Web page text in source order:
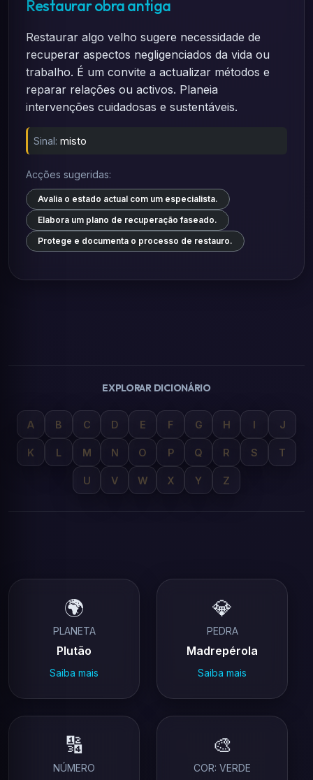
Restaurar obra antiga
Restaurar algo velho sugere necessidade de
recuperar aspectos negligenciados da vida ou
trabalho. É um convite a actualizar métodos e
reparar relações ou activos. Planeia
intervenções cuidadosas e sustentáveis.
Sinal: misto
Acções sugeridas:
Avalia o estado actual com um especialista.
Elabora um plano de recuperação faseado.
Protege e documenta o processo de restauro.
EXPLORAR DICIONÁRIO
A B C D E F G H I J
K L M N O P Q R S T
U V W X Y Z
🌍
PLANETA
Plutão
Saiba mais
💎
PEDRA
Madrepérola
Saiba mais
🔢
NÚMERO
🎨
COR: VERDE